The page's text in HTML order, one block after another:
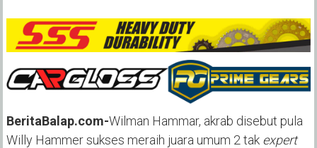
BeritaBalap.com-Wilman Hammar, akrab disebut pula
Willy Hammer sukses meraih juara umum 2 takexpert